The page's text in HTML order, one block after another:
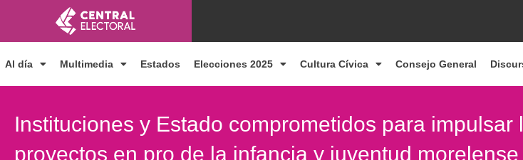
contenido
Al día Multimedia Estados Elecciones 2025 Cultura Cívica Consejo General
Instituciones y Estado comprometidos para impulsar
proyectos en pro de la infancia y juventud morelense